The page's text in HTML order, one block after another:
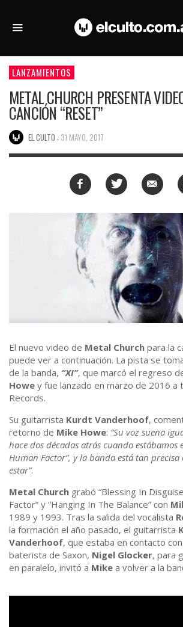
LANZAMIENTOS
METAL CHURCH PRESENTA
CANCIÓN “RESET”
EL CULTO 31 MAYO, 2017
El nuevo video de Metal Church para la
puede ver a continuación. La pista se
de la banda, “XI”, que marcó el regreso
Howe y fue lanzado en marzo de 2016 a
Records.
Su guitarrista Kurdt Vanderhoof,
retorno de Mike Howe: “Su voz suena
hace dos décadas atrás cuando estábamos
Human Factor”, y la banda está tan precisa
estar”.
Metal Church grabó “Blessing In
Factor” y “Hanging In The Balance” con
1989 y 1993. Tras la salida del vocalista
la formación el año pasado, el guitarrista
Vanderhoof, que estaba en contacto con
baterista de Saxon, Nigel Glocker, para
en paralelo, invitó a Mike a volver a la